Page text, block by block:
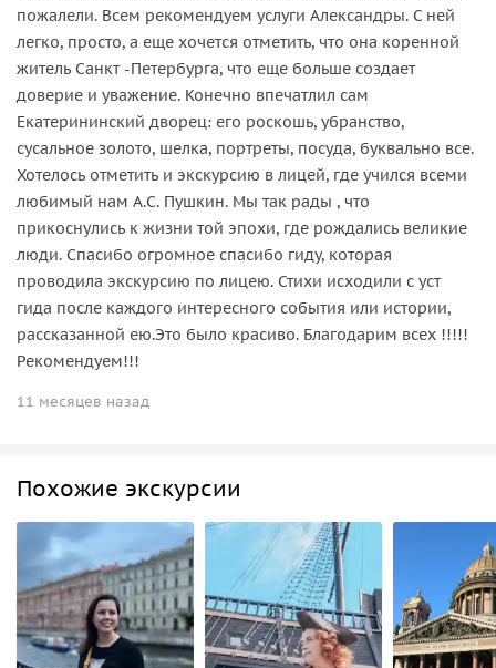
пожалели. Всем рекомендуем услуги Александры. С ней
легко, просто, а еще хочется отметить, что она коренной
житель Санкт -Петербурга, что еще больше создает
доверие и уважение. Конечно впечатлил сам
Екатерининский дворец: его роскошь, убранство,
сусальное золото, шелка, портреты, посуда, буквально все.
Хотелось отметить и экскурсию в лицей, где учился всеми
любимый нам А.С. Пушкин. Мы так рады , что
прикоснулись к жизни той эпохи, где рождались великие
люди. Спасибо огромное спасибо гиду, которая
проводила экскурсию по лицею. Стихи исходили с уст
гида после каждого интересного события или истории,
рассказанной ею.Это было красиво. Благодарим всех !!!!!
Рекомендуем!!!
11 месяцев назад
Похожие экскурсии